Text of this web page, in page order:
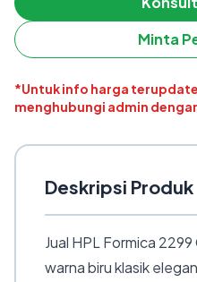
Minta
*Untuk info harga
menghubungi admin
Deskripsi Produk
Jual HPL Formica
warna biru klasik